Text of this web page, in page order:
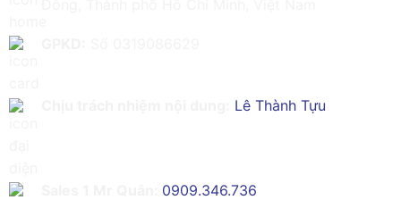
Lê Thành Tựu
0909.346.736